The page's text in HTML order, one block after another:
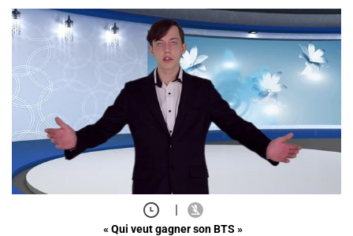
|
« Qui veut gagner son BTS »